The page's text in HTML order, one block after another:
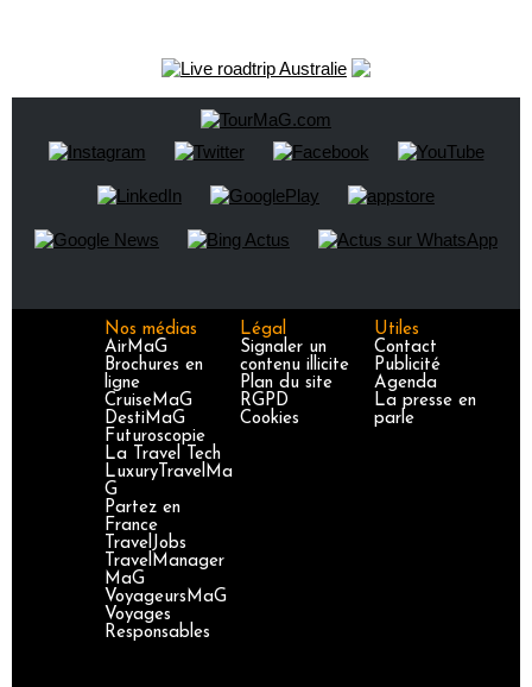
Nos médias
AirMaG
Brochures en
ligne
CruiseMaG
DestiMaG
Futuroscopie
La Travel Tech
LuxuryTravelMa
G
Partez en
France
TravelJobs
TravelManager
MaG
VoyageursMaG
Voyages
Responsables
Légal
Signaler un
contenu illicite
Plan du site
RGPD
Cookies
Utiles
Contact
Publicité
Agenda
La presse en
parle